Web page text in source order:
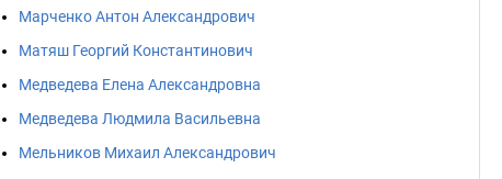
Марченко Антон Александрович
Матяш Георгий Константинович
Медведева Елена Александровна
Медведева Людмила Васильевна
Мельников Михаил Александрович